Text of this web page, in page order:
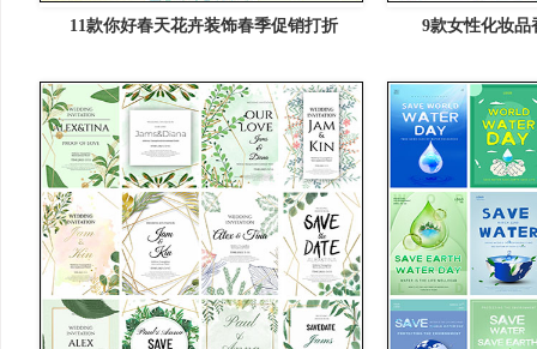
11款你好春天花卉装饰春季促销打折 9款女性化妆品